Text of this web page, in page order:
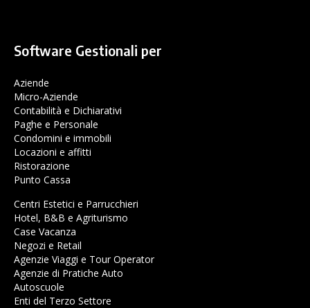
Software Gestionali per
Aziende
Micro-Aziende
Contabilità e Dichiarativi
Paghe e Personale
Condomini e immobili
Locazioni e affitti
Ristorazione
Punto Cassa
Centri Estetici e Parrucchieri
Hotel, B&B e Agriturismo
Case Vacanza
Negozi e Retail
Agenzie Viaggi e Tour Operator
Agenzie di Pratiche Auto
Autoscuole
Enti del Terzo Settore